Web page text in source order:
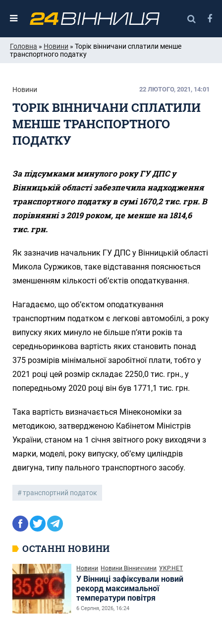
Головна » Новини » Торік вінничани сплатили менше
транспортного податку
Новини 22 ЛЮТОГО, 2021, 14:01
ТОРІК ВІННИЧАНИ СПЛАТИЛИ
МЕНШЕ ТРАНСПОРТНОГО
ПОДАТКУ
За підсумками минулого року ГУ ДПС у
Вінницькій області забезпечила надходження
транспортного податку в сумі 1670,2 тис. грн. В
порівнянні з 2019 роком, це менше на 1814,6
тис. грн.
Як зазначив начальник ГУ ДПС у Вінницькій області
Микола Суржиков, таке відставання пояснюється
зменшенням кількості об’єктів оподаткування.
Нагадаємо, що об’єктом оподаткування
транспортним податком є легкові автомобілі, з року
випуску яких минуло не більше п’яти років та
середньоринкова вартість яких становить понад
375 розмірів мінімальної заробітної плати, тобто у
2021 році цей розмір складає 2250,0 тис. грн., у
попередньому 2020 році він був 1771,1 тис. грн.
Така вартість визначається Мінекономіки за
методикою, затвердженою Кабінетом Міністрів
України, станом на 1 січня звітного року виходячи з
марки, моделі, року випуску, об’єму циліндрів
двигуна, типу пального транспортного засобу.
транспортний податок
ОСТАННІ НОВИНИ
Новини Новини Вінниччини УКР.НЕТ
У Вінниці зафіксували новий
рекорд максимальної
температури повітря
6 Серпня, 2026, 16:24